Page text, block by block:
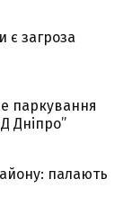
є загроза
паркування
Дніпро”
палають